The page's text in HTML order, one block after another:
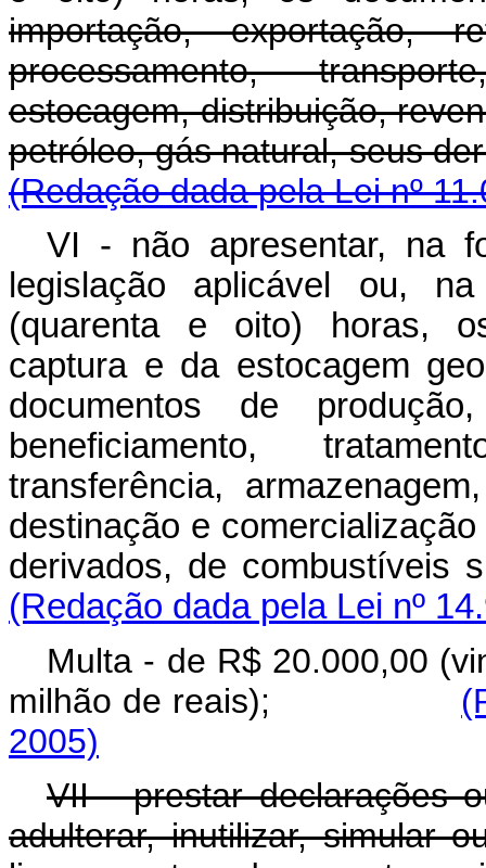
importação, exportação,
processamento,
estocagem, distribuição,
petróleo, gás natural,
(Redação dada pela Lei nº
VI - não apresentar, na
legislação aplicável ou,
(quarenta e oito) horas,
captura e da estocagem
documentos de
beneficiamento,
transferência,
destinação e
derivados, de
(Redação dada pela Lei nº
Multa - de R$ 20.000,00
milhão de reais);
2005)
VII - prestar declarações
adulterar, inutilizar, simular